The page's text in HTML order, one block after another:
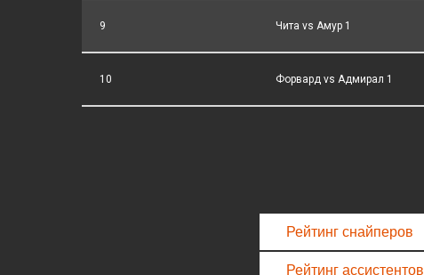
9 Чита vs Амур 1
10 Форвард vs Адмирал 1
Рейтинг снайперов
Рейтинг ассистентов